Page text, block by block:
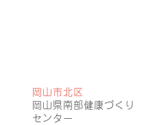
岡山市北区
岡山県南部健康づくり
センター